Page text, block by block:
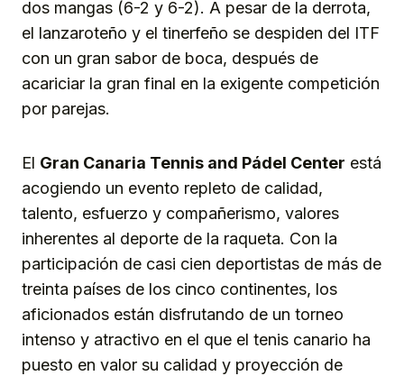
dos mangas (6-2 y 6-2). A pesar de la derrota,
el lanzaroteño y el tinerfeño se despiden del ITF
con un gran sabor de boca, después de
acariciar la gran final en la exigente competición
por parejas.
El Gran Canaria Tennis and Pádel Center está
acogiendo un evento repleto de calidad,
talento, esfuerzo y compañerismo, valores
inherentes al deporte de la raqueta. Con la
participación de casi cien deportistas de más de
treinta países de los cinco continentes, los
aficionados están disfrutando de un torneo
intenso y atractivo en el que el tenis canario ha
puesto en valor su calidad y proyección de